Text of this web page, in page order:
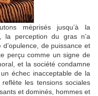
méprisés jusqu’à la
la perception du gras n’a
d’opulence, de puissance et
perçu comme un signe de
et la société condamne
échec inacceptable de la
les tensions sociales
et dominés, hommes et